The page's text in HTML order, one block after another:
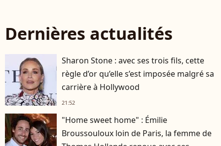
Dernières actualités
Sharon Stone : avec ses trois fils, cette
règle d’or qu’elle s’est imposée malgré sa
carrière à Hollywood
21:52
"Home sweet home" : Émilie
Broussouloux loin de Paris, la femme de